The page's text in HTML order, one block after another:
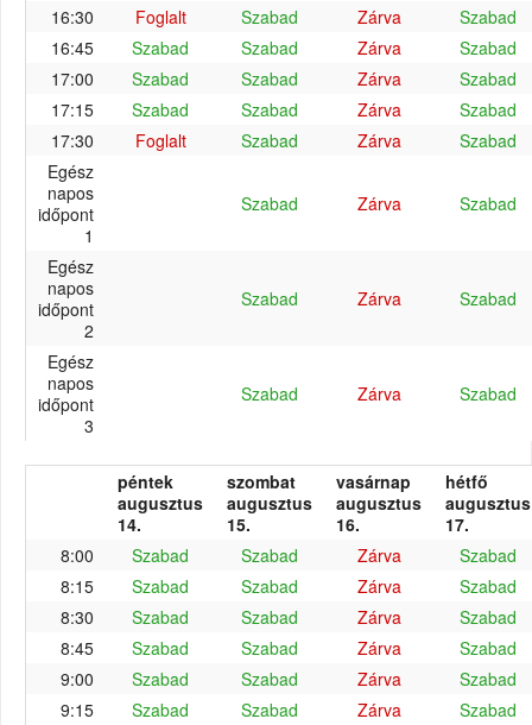
16:30
Foglalt Szabad Zárva
Szabad
16:45
Szabad Szabad Zárva
Szabad
17:00
Szabad Szabad Zárva
Szabad
17:15
Szabad Szabad Zárva
Szabad
17:30
Foglalt Szabad Zárva
Szabad
Egész
napos
időpont
1
Szabad Zárva Szabad
Egész
napos
időpont
2
Szabad Zárva Szabad
Egész
napos
időpont
3
Szabad Zárva Szabad
péntek
augusztus
14.
szombat
augusztus
15.
vasárnap
augusztus
16.
hétfő
augusztus
17.
8:00
Szabad Szabad Zárva
Szabad
8:15
Szabad Szabad Zárva
Szabad
8:30
Szabad Szabad Zárva
Szabad
8:45
Szabad Szabad Zárva
Szabad
9:00
Szabad Szabad Zárva
Szabad
9:15
Szabad Szabad Zárva
Szabad